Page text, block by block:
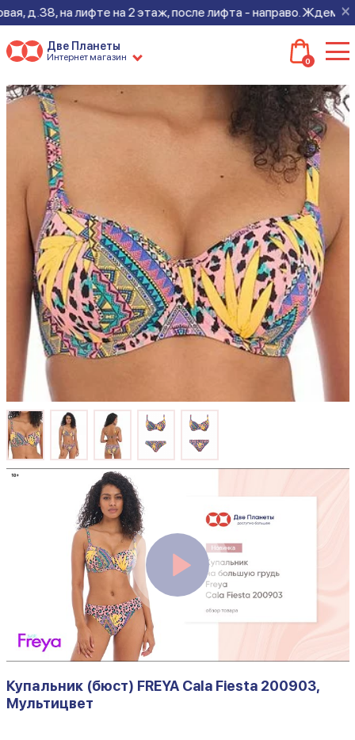
×
на лифте на 2 этаж, после лифта - направо. Ждем всех
Две Планеты
Интернет магазин 0
Купальник (бюст) FREYA Cala Fiesta 200903,
Мультицвет